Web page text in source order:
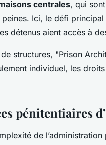
centrales, qui
Ici, le défi
détenus aient accès à
structures, "Prison
individuel, les
pénitentiaires
de